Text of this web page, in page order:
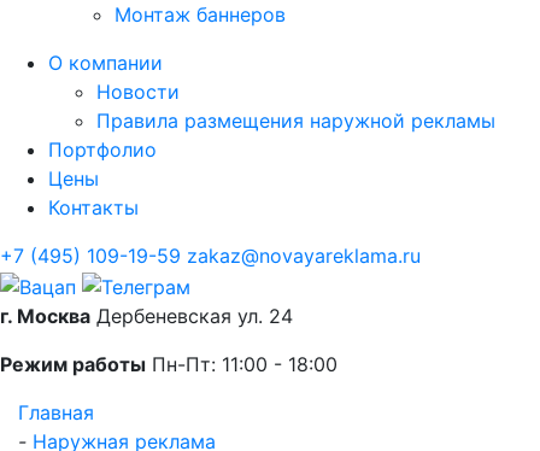
Монтаж баннеров
О компании
Новости
Правила размещения наружной рекламы
Портфолио
Цены
Контакты
+7 (495) 109-19-59 zakaz@novayareklama.ru
г. Москва Дербеневская ул. 24
Режим работы Пн-Пт: 11:00 - 18:00
Главная
- Наружная реклама